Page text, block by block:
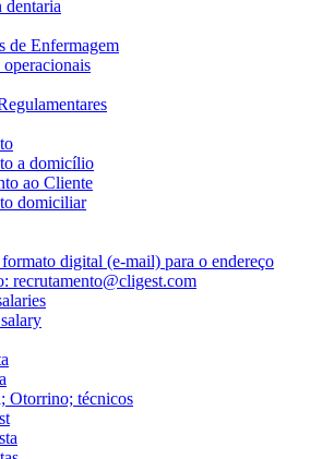
dentaria
de Enfermagem
operacionais
a domicílio
ao Cliente
domiciliar
formato digital (e-mail) para o endereço
recrutamento@cligest.com
Otorrino; técnicos